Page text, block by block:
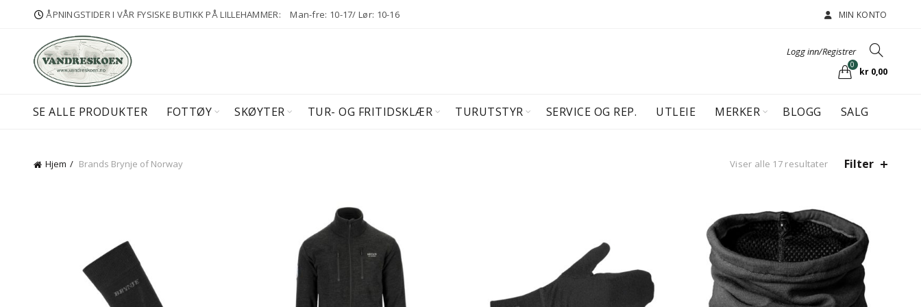
ÅPNINGSTIDER I VÅR FYSISKE BUTIKK PÅ LILLEHAMMER: Man-fre: 10-17/ Lør: 10-16 MIN KONTO
Logg inn/Registrer
0
kr0,00
SE ALLE PRODUKTER FOTTØY SKØYTER TUR- OG FRITIDSKLÆR TURUTSTYR SERVICE OG REP. UTLEIE MERKER BLOGG SALG
Hjem Brands Brynje of Norway Viser alle 17 resultater Filter